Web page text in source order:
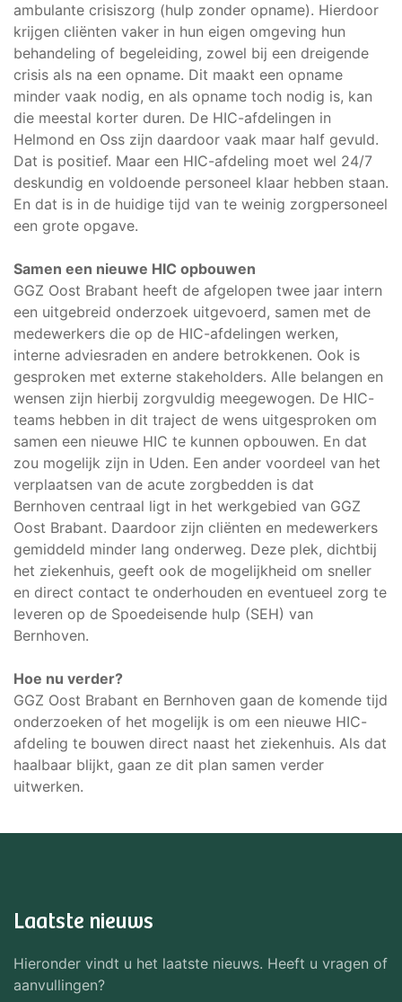
ambulante crisiszorg (hulp zonder opname). Hierdoor
krijgen cliënten vaker in hun eigen omgeving hun
behandeling of begeleiding, zowel bij een dreigende
crisis als na een opname. Dit maakt een opname
minder vaak nodig, en als opname toch nodig is, kan
die meestal korter duren. De HIC-afdelingen in
Helmond en Oss zijn daardoor vaak maar half gevuld.
Dat is positief. Maar een HIC-afdeling moet wel 24/7
deskundig en voldoende personeel klaar hebben staan.
En dat is in de huidige tijd van te weinig zorgpersoneel
een grote opgave.
Samen een nieuwe HIC opbouwen
GGZ Oost Brabant heeft de afgelopen twee jaar intern
een uitgebreid onderzoek uitgevoerd, samen met de
medewerkers die op de HIC-afdelingen werken,
interne adviesraden en andere betrokkenen. Ook is
gesproken met externe stakeholders. Alle belangen en
wensen zijn hierbij zorgvuldig meegewogen. De HIC-
teams hebben in dit traject de wens uitgesproken om
samen een nieuwe HIC te kunnen opbouwen. En dat
zou mogelijk zijn in Uden. Een ander voordeel van het
verplaatsen van de acute zorgbedden is dat
Bernhoven centraal ligt in het werkgebied van GGZ
Oost Brabant. Daardoor zijn cliënten en medewerkers
gemiddeld minder lang onderweg. Deze plek, dichtbij
het ziekenhuis, geeft ook de mogelijkheid om sneller
en direct contact te onderhouden en eventueel zorg te
leveren op de Spoedeisende hulp (SEH) van
Bernhoven.
Hoe nu verder?
GGZ Oost Brabant en Bernhoven gaan de komende tijd
onderzoeken of het mogelijk is om een nieuwe HIC-
afdeling te bouwen direct naast het ziekenhuis. Als dat
haalbaar blijkt, gaan ze dit plan samen verder
uitwerken.
Laatste nieuws
Hieronder vindt u het laatste nieuws. Heeft u vragen of
aanvullingen?